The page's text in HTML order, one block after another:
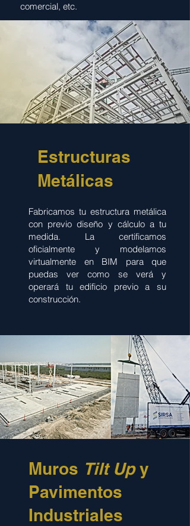
comercial, etc.
Estructuras
Metálicas
Fabricamos tu estructura metálica
con previo diseño y cálculo a tu
medida. La certificamos
oficialmente y modelamos
virtualmente en BIM para que
puedas ver como se verá y
operará tu edificio previo a su
construcción.
Muros Tilt Upy
Pavimentos
Industriales